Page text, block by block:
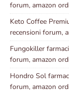
forum, amazon
Keto Coffee
recensioni forum,
Fungokiller
forum, amazon
Hondro Sol
forum, amazon